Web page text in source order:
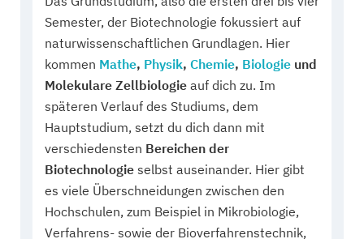
Semester, der Biotechnologie fokussiert auf
naturwissenschaftlichen Grundlagen. Hier
kommen Mathe, Physik, Chemie, Biologie und
Molekulare Zellbiologie auf dich zu. Im
späteren Verlauf des Studiums, dem
Hauptstudium, setzt du dich dann mit
verschiedensten Bereichen der
Biotechnologie selbst auseinander. Hier gibt
es viele Überschneidungen zwischen den
Hochschulen, zum Beispiel in Mikrobiologie,
Verfahrens- sowie der Bioverfahrenstechnik,